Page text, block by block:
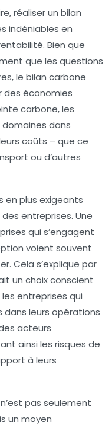
réaliser un bilan
indéniables en
Bien que
que les questions
le bilan carbone
des économies
carbone, les
dans
coûts – que ce
ou d’autres
en plus exigeants
entreprises. Une
qui s’engagent
voient souvent
Cela s’explique par
un choix conscient
entreprises qui
leurs opérations
acteurs
ainsi les risques de
à leurs
pas seulement
un moyen